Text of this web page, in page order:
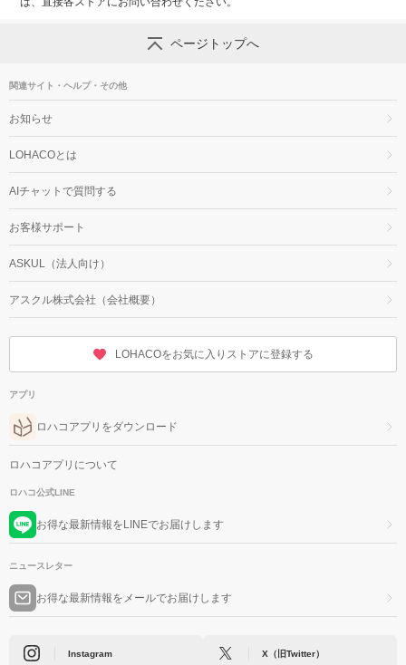
ページトップへ
関連サイト・ヘルプ・その他
お知らせ
LOHACOとは
AIチャットで質問する
お客様サポート
ASKUL（法人向け）
アスクル株式会社（会社概要）
LOHACOをお気に入りストアに登録する
アプリ
ロハコアプリをダウンロード
ロハコアプリについて
ロハコ公式LINE
お得な最新情報をLINEでお届けします
ニュースレター
お得な最新情報をメールでお届けします
Instagram X（旧Twitter）